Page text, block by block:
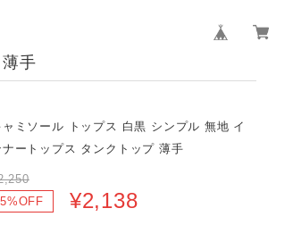
手
ャミソール トップス 白黒 シンプル 無地 イ
ナートップス タンクトップ 薄手
5%OFF
¥2,138